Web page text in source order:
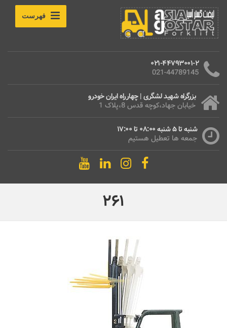
فهرست
021-44793001-2
021-44789145
بزرگراه شهید لشگری | چهارراه ایران خودرو
خیابان جهاد،کوچه قدس 8،پلاک 1
شنبه تا 5 شنبه 08:00 تا 17:00
جمعه ها تعطیل هستیم
261